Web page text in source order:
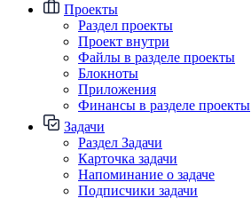
Проекты
Раздел проекты
Проект внутри
Файлы в разделе проекты
Блокноты
Приложения
Финансы в разделе проекты
Задачи
Раздел Задачи
Карточка задачи
Напоминание о задаче
Подписчики задачи